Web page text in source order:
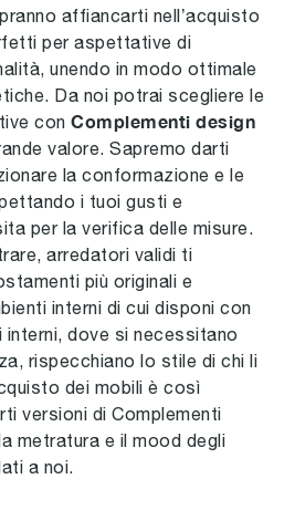
affiancarti nell’acquisto
per aspettative di
unendo in modo ottimale
Da noi potrai scegliere le
con Complementi design
valore. Sapremo darti
la conformazione e le
i tuoi gusti e
per la verifica delle misure.
arredatori validi ti
più originali e
interni di cui disponi con
dove si necessitano
rispecchiano lo stile di chi li
dei mobili è così
versioni di Complementi
metratura e il mood degli
a noi.